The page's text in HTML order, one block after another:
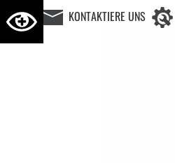
KONTAKTIERE UNS